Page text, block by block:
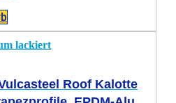
Roof Kalotte